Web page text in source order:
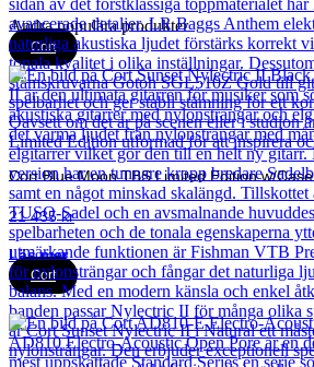
Andra populära produkter
Cort
Cort Blue Moon TBS Limited Edition w/Case
21 435kr
Läs mer
Cort